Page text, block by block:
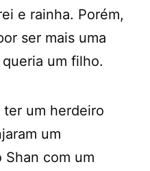
e rainha. Porém,
ser mais uma
um filho.
um herdeiro
um
Shan com um